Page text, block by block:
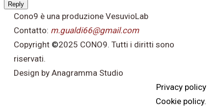
Reply
Cono9 è una produzione VesuvioLab
Contatto: m.gualdi66@gmail.com
Copyright ©2025 CONO9. Tutti i diritti sono
riservati.
Design by Anagramma Studio
Privacy policy
Cookie policy.